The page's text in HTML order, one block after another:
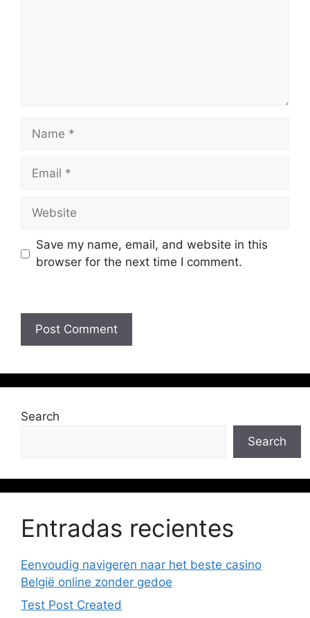
Save my name, email, and website in this
browser for the next time I comment.
Search
Search
Entradas recientes
Eenvoudig navigeren naar het beste casino
België online zonder gedoe
Test Post Created